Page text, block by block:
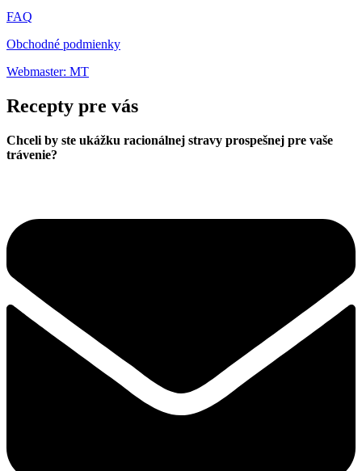
FAQ
Obchodné podmienky
Webmaster: MT
Recepty pre vás
Chceli by ste ukážku racionálnej stravy prospešnej pre vaše
trávenie?